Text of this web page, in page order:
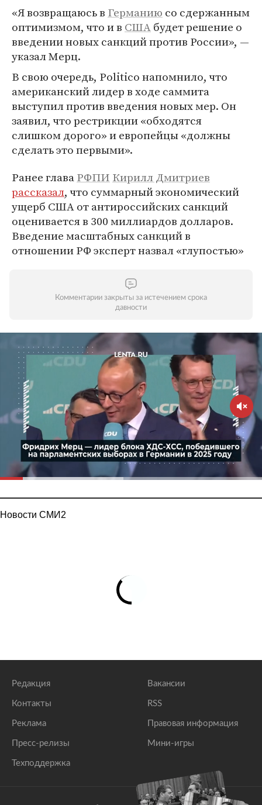
«Я возвращаюсь в Германию со сдержанным
оптимизмом, что и в СШАбудет решение о
введении новых санкций против России», —
указал Мерц.
В свою очередь, Politico напомнило, что
американский лидер в ходе саммита
выступил против введения новых мер. Он
заявил, что рестрикции «обходятся
слишком дорого» и европейцы «должны
сделать это первыми».
Ранее главаРФПИ Кирилл Дмитриев
рассказал, что суммарный экономический
ущерб США от антироссийских санкций
оценивается в 300 миллиардов долларов.
Введение масштабных санкций в
отношении РФ эксперт назвал «глупостью»
Комментарии закрыты за истечением срока
давности
Новости СМИ2
Редакция
Контакты
Реклама
Пресс-релизы
Техподдержка
Вакансии
RSS
Правовая информация
Мини-игры